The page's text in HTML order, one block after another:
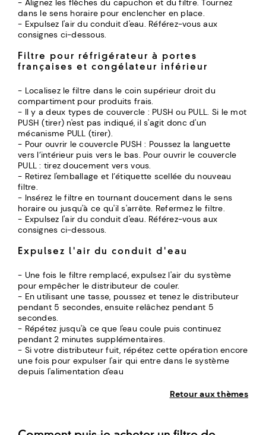
- Alignez les flèches du capuchon et du filtre. Tournez
dans le sens horaire pour enclencher en place.
- Expulsez l'air du conduit d'eau. Référez-vous aux
consignes ci-dessous.
Filtre pour réfrigérateur à portes
françaises et congélateur inférieur
- Localisez le filtre dans le coin supérieur droit du
compartiment pour produits frais.
- Il y a deux types de couvercle : PUSH ou PULL. Si le mot
PUSH (tirer) n'est pas indiqué, il s'agit donc d'un
mécanisme PULL (tirer).
- Pour ouvrir le couvercle PUSH : Poussez la languette
vers l’intérieur puis vers le bas. Pour ouvrir le couvercle
PULL : tirez doucement vers vous.
- Retirez l'emballage et l’étiquette scellée du nouveau
filtre.
- Insérez le filtre en tournant doucement dans le sens
horaire ou jusqu'à ce qu'il s'arrête. Refermez le filtre.
- Expulsez l'air du conduit d'eau. Référez-vous aux
consignes ci-dessous.
Expulsez l'air du conduit d'eau
- Une fois le filtre remplacé, expulsez l'air du système
pour empêcher le distributeur de couler.
- En utilisant une tasse, poussez et tenez le distributeur
pendant 5 secondes, ensuite relâchez pendant 5
secondes.
- Répétez jusqu'à ce que l'eau coule puis continuez
pendant 2 minutes supplémentaires.
- Si votre distributeur fuit, répétez cette opération encore
une fois pour expulser l'air qui entre dans le système
depuis l'alimentation d'eau
Retour aux thèmes